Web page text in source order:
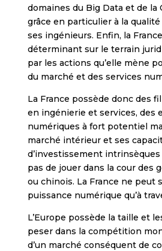
domaines du Big Data et de la
grâce en particulier à la
ses ingénieurs. Enfin, la
déterminant sur le terrain
par les actions qu’elle mène
du marché et des services
La France possède donc des
en ingénierie et services, des
numériques à fort potentiel
marché intérieur et ses
d’investissement
pas de jouer dans la cour des
ou chinois. La France ne peut
puissance numérique qu’à
L’Europe possède la taille et
peser dans la compétition
d’un marché conséquent de